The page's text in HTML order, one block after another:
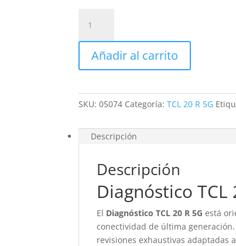
TCL
20
5G
Añadir al carrito
SKU:05074 Categoría:TCL 20 R 5G
Descripción
Descripción
Diagnóstico TCL
El Diagnóstico TCL 20 R 5G está
conectividad de última
revisiones exhaustivas adaptadas